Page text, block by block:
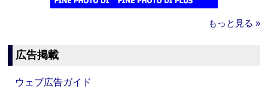
もっと見る »
広告掲載
ウェブ広告ガイド